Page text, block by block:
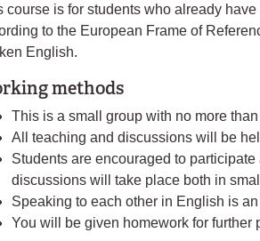
course is for students who already
to the European Frame of
English.
methods
This is a small group with no more
All teaching and discussions will be
Students are encouraged to
discussions will take place both in
Speaking to each other in English is
You will be given homework for further